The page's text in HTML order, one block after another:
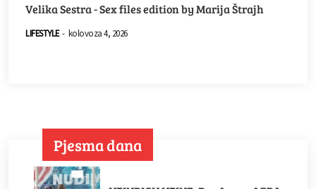
Velika Sestra - Sex files edition by Marija Štrajh
LIFESTYLE - kolovoza 4, 2026
Pjesma dana